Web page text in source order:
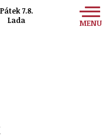
Pátek 7.8.
Lada
MENU